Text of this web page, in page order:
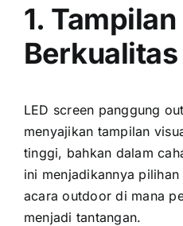
1. Tampilan
LED screen panggung
menyajikan tampilan
tinggi, bаhkаn dаlаm
іnі menjadikannya
acara outdoor di mаnа
menjadi tantangan.